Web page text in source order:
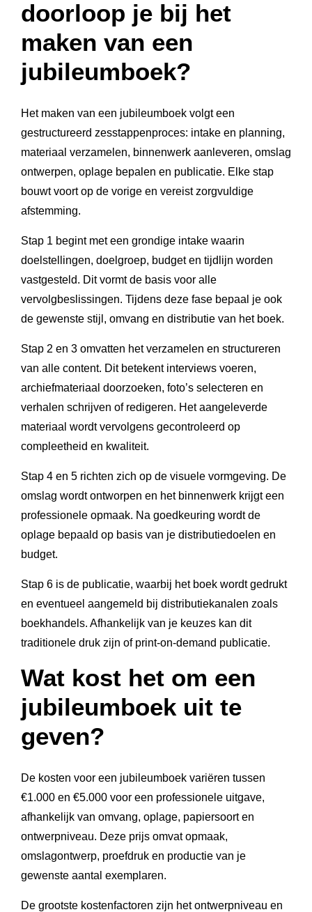
doorloop je bij het
maken van een
jubileumboek?
Het maken van een jubileumboek volgt een
gestructureerd zesstappenproces: intake en planning,
materiaal verzamelen, binnenwerk aanleveren, omslag
ontwerpen, oplage bepalen en publicatie. Elke stap
bouwt voort op de vorige en vereist zorgvuldige
afstemming.
Stap 1 begint met een grondige intake waarin
doelstellingen, doelgroep, budget en tijdlijn worden
vastgesteld. Dit vormt de basis voor alle
vervolgbeslissingen. Tijdens deze fase bepaal je ook
de gewenste stijl, omvang en distributie van het boek.
Stap 2 en 3 omvatten het verzamelen en structureren
van alle content. Dit betekent interviews voeren,
archiefmateriaal doorzoeken, foto’s selecteren en
verhalen schrijven of redigeren. Het aangeleverde
materiaal wordt vervolgens gecontroleerd op
compleetheid en kwaliteit.
Stap 4 en 5 richten zich op de visuele vormgeving. De
omslag wordt ontworpen en het binnenwerk krijgt een
professionele opmaak. Na goedkeuring wordt de
oplage bepaald op basis van je distributiedoelen en
budget.
Stap 6 is de publicatie, waarbij het boek wordt gedrukt
en eventueel aangemeld bij distributiekanalen zoals
boekhandels. Afhankelijk van je keuzes kan dit
traditionele druk zijn of print-on-demand publicatie.
Wat kost het om een
jubileumboek uit te
geven?
De kosten voor een jubileumboek variëren tussen
€1.000 en €5.000 voor een professionele uitgave,
afhankelijk van omvang, oplage, papiersoort en
ontwerpniveau. Deze prijs omvat opmaak,
omslagontwerp, proefdruk en productie van je
gewenste aantal exemplaren.
De grootste kostenfactoren zijn het ontwerpniveau en